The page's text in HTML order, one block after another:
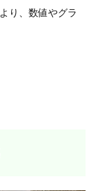
より、数値やグラ